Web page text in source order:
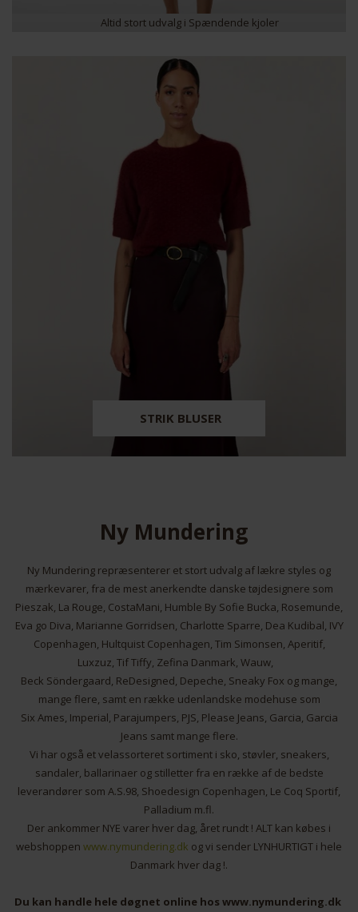
Altid stort udvalg i Spændende kjoler
STRIK BLUSER
Ny Mundering
Ny Mundering repræsenterer et stort udvalg af lækre styles og
mærkevarer, fra de mest anerkendte danske tøjdesignere som
Pieszak, La Rouge, CostaMani, Humble By Sofie Bucka, Rosemunde,
Eva go Diva, Marianne Gorridsen, Charlotte Sparre, Dea Kudibal, IVY
Copenhagen, Hultquist Copenhagen, Tim Simonsen, Aperitif,
Luxzuz, Tif Tiffy, Zefina Danmark, Wauw,
Beck Söndergaard, ReDesigned, Depeche, Sneaky Fox og mange,
mange flere, samt en række udenlandske modehuse som
Six Ames, Imperial, Parajumpers, PJS, Please Jeans, Garcia, Garcia
Jeans samt mange flere.
Vi har også et velassorteret sortiment i sko, støvler, sneakers,
sandaler, ballarinaer og stilletter fra en række af de bedste
leverandører som A.S.98, Shoedesign Copenhagen, Le Coq Sportif,
Palladium m.fl.
Der ankommer NYE varer hver dag, året rundt ! ALT kan købes i
webshoppen www.nymundering.dk og vi sender LYNHURTIGT i hele
Danmark hver dag !.
Du kan handle hele døgnet online hos www.nymundering.dk